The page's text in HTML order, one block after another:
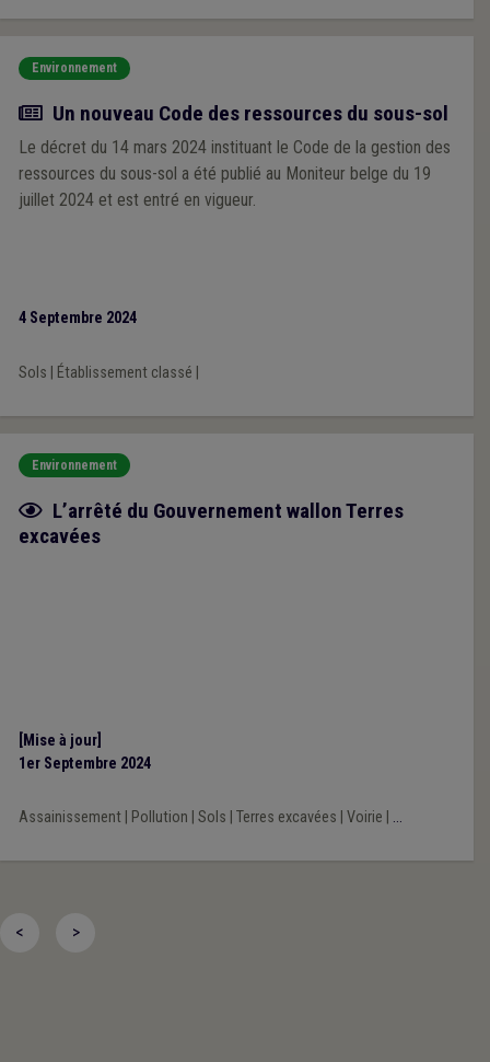
Environnement
Actualité
Un nouveau Code des ressources du sous-sol
Le décret du 14 mars 2024 instituant le Code de la gestion des
ressources du sous-sol a été publié au Moniteur belge du 19
juillet 2024 et est entré en vigueur.
4 Septembre 2024
Sols Établissement classé
Environnement
Fiche focus
L’arrêté du Gouvernement wallon Terres
excavées
[Mise à jour]
1er Septembre 2024
Assainissement| Pollution Sols Terres excavées Voirie ...
< >